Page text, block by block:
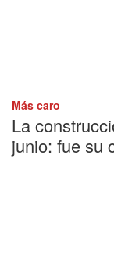
Más caro
La
junio: fue su